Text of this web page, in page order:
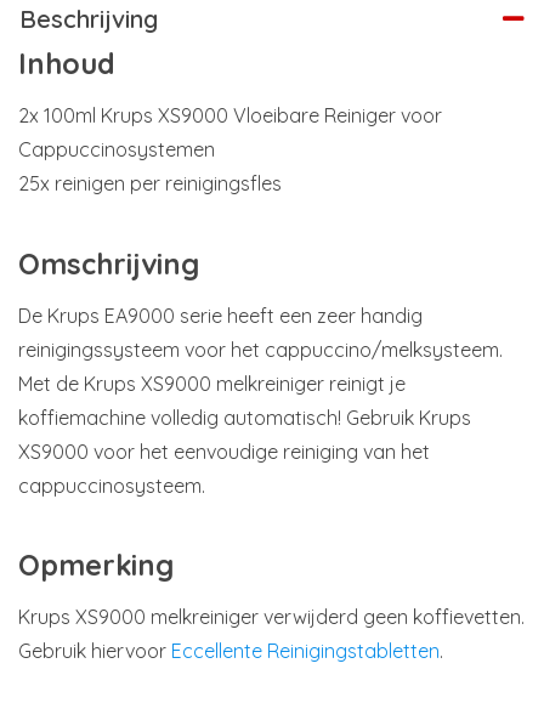
Beschrijving
Inhoud
2x 100ml Krups XS9000 Vloeibare Reiniger voor
Cappuccinosystemen
25x reinigen per reinigingsfles
Omschrijving
De Krups EA9000 serie heeft een zeer handig
reinigingssysteem voor het cappuccino/melksysteem.
Met de Krups XS9000 melkreiniger reinigt je
koffiemachine volledig automatisch! Gebruik Krups
XS9000 voor het eenvoudige reiniging van het
cappuccinosysteem.
Opmerking
Krups XS9000 melkreiniger verwijderd geen koffievetten.
Gebruik hiervoor Eccellente Reinigingstabletten.